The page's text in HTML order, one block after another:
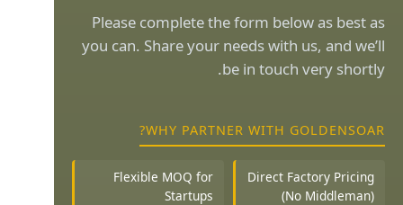
Please complete the form below as best as
you can. Share your needs with us, and we’ll
be in touch very shortly.
WHY PARTNER WITH GOLDENSOAR?
Direct Factory Pricing
(No Middleman)
Flexible MOQ for
Startups